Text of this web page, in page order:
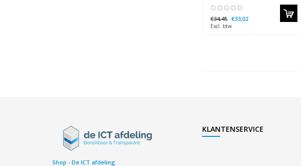
€34,45 €33,02
Excl. btw
Shop - De ICT afdeling
KLANTENSERVICE